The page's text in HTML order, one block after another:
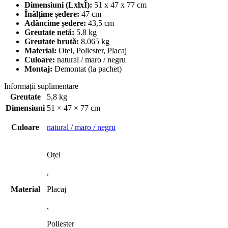
Dimensiuni (LxlxÎ): 51 x 47 x 77 cm
Înălțime ședere: 47 cm
Adâncime ședere: 43,5 cm
Greutate netă: 5.8 kg
Greutate brută: 8.065 kg
Material: Oțel, Poliester, Placaj
Culoare: natural / maro / negru
Montaj: Demontat (la pachet)
Informații suplimentare
Greutate
5,8 kg
Dimensiuni 51 × 47 × 77 cm
Culoare natural / maro / negru
Material
Oțel
,
Placaj
,
Poliester